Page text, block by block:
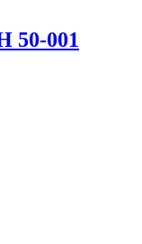
50-001